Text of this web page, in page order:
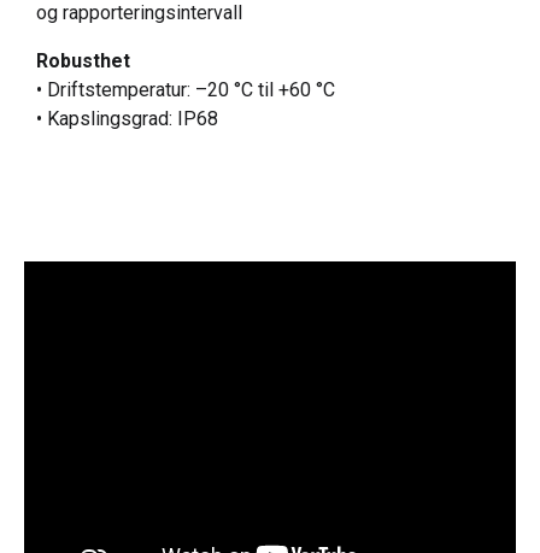
og rapporteringsintervall
Robusthet
• Driftstemperatur: –20 °C til +60 °C
• Kapslingsgrad: IP68